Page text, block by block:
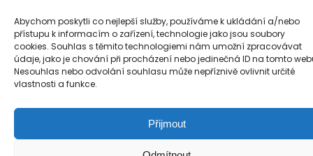
Abychom poskytli co nejlepší služby, používáme k ukládání a/nebo
přístupu k informacím o zařízení, technologie jako jsou soubory
cookies. Souhlas s těmito technologiemi nám umožní zpracovávat
údaje, jako je chování při procházení nebo jedinečná ID na tomto
Nesouhlas nebo odvolání souhlasu může nepříznivě ovlivnit určité
vlastnosti a funkce.
Přijmout